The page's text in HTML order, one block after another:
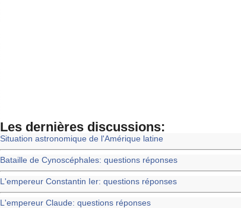
Les dernières discussions:
Situation astronomique de l'Amérique latine
Bataille de Cynoscéphales: questions réponses
L'empereur Constantin Ier: questions réponses
L'empereur Claude: questions réponses